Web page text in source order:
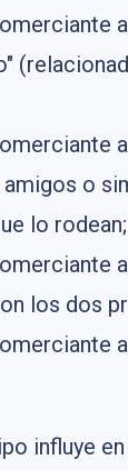
o
lo rodean;
los dos
influye